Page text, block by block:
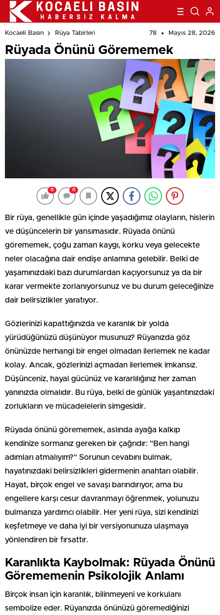
Kocaeli Basın Rüya Tabirleri 78 Mayıs 28, 2026
Rüyada Önünü Görememek
0 0
Bir rüya, genellikle gün içinde yaşadığımız olayların, hislerin
ve düşüncelerin bir yansımasıdır. Rüyada önünü
görememek, çoğu zaman kaygı, korku veya gelecekte
neler olacağına dair endişe anlamına gelebilir. Belki de
yaşamınızdaki bazı durumlardan kaçıyorsunuz ya da bir
karar vermekte zorlanıyorsunuz ve bu durum geleceğinize
dair belirsizlikler yaratıyor.
Gözlerinizi kapattığınızda ve karanlık bir yolda
yürüdüğünüzü düşünüyor musunuz? Rüyanızda göz
önünüzde herhangi bir engel olmadan ilerlemek ne kadar
kolay. Ancak, gözlerinizi açmadan ilerlemek imkansız.
Düşünceniz, hayal gücünüz ve kararlılığınız her zaman
yanınızda olmalıdır. Bu rüya, belki de günlük yaşantınızdaki
zorlukların ve mücadelelerin simgesidir.
Rüyada önünü görememek, aslında ayağa kalkıp
kendinize sormanız gereken bir çağrıdır: "Ben hangi
adımları atmalıyım?" Sorunun cevabını bulmak,
hayatınızdaki belirsizlikleri gidermenin anahtarı olabilir.
Hayat, birçok engel ve savaşı barındırıyor, ama bu
engellere karşı cesur davranmayı öğrenmek, yolunuzu
bulmanıza yardımcı olabilir. Her yeni rüya, sizi kendinizi
keşfetmeye ve daha iyi bir versiyonunuza ulaşmaya
yönlendiren bir fırsattır.
Karanlıkta Kaybolmak: Rüyada Önünü
Görememenin Psikolojik Anlamı
Birçok insan için karanlık, bilinmeyeni ve korkulanı
sembolize eder. Rüyanızda önünüzü göremediğinizi